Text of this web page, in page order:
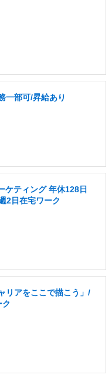
一部可/昇給あり
ケティング 年休128日
2日在宅ワーク
リアをここで描こう」/